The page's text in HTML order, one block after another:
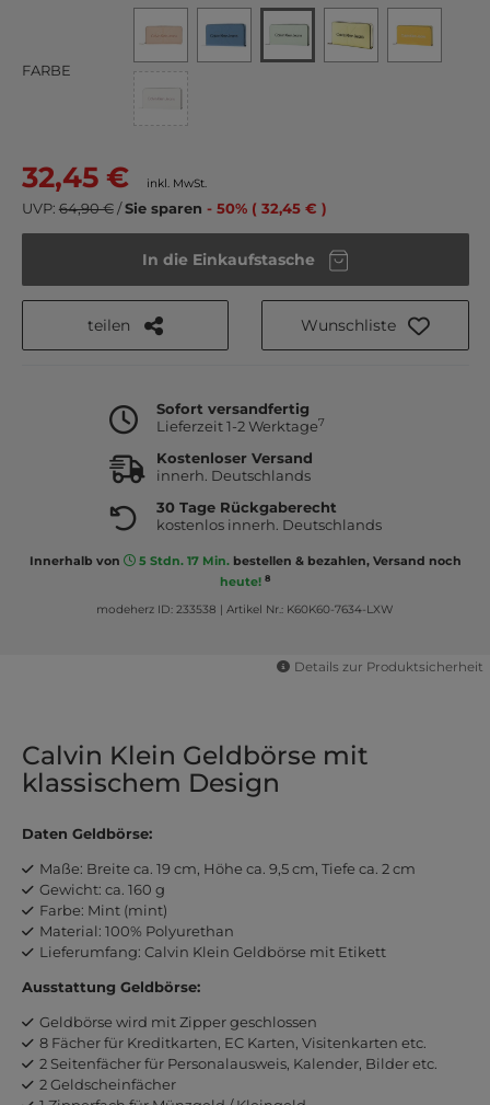
FARBE
32,45 € inkl. MwSt.
UVP: 64,90 €/Sie sparen - 50% ( 32,45 € )
In die Einkaufstasche
teilen Wunschliste
Sofort versandfertig
Lieferzeit 1-2 Werktage7
Kostenloser Versand
innerh. Deutschlands
30 Tage Rückgaberecht
kostenlos innerh. Deutschlands
Innerhalb von 5 Stdn. 17 Min.bestellen & bezahlen, Versand noch
heute! 8
modeherz ID: 233538 Artikel Nr.: K60K60-7634-LXW
Details zur Produktsicherheit
Calvin Klein Geldbörse mit
klassischem Design
Daten Geldbörse:
Maße: Breite ca. 19 cm, Höhe ca. 9,5 cm, Tiefe ca. 2 cm
Gewicht: ca. 160 g
Farbe: Mint (mint)
Material: 100% Polyurethan
Lieferumfang: Calvin Klein Geldbörse mit Etikett
Ausstattung Geldbörse:
Geldbörse wird mit Zipper geschlossen
8 Fächer für Kreditkarten, EC Karten, Visitenkarten etc.
2 Seitenfächer für Personalausweis, Kalender, Bilder etc.
2 Geldscheinfächer